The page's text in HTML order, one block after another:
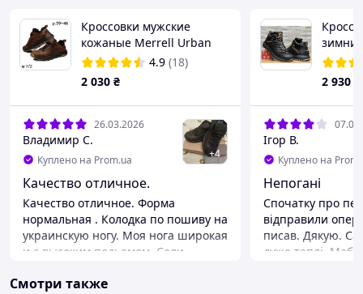
Кроссовки мужские
кожаные Merrell Urban
Nubuck Brown
4.9 (18)
2 030 ₴
26.03.2026
Владимир С.
Куплено на Prom.ua +4
Качество отличное.
Качество отличное. Форма
нормальная . Колодка по пошиву на
украинскую ногу. Моя нога широкая
и с высоким подьемом. Сели
по комнате дискомфорта не
2 930
Ігор В.
Куплено на
Непогані
Спочатку про
відправили
писав. Дякую.
дуже теплі.
Смотри также